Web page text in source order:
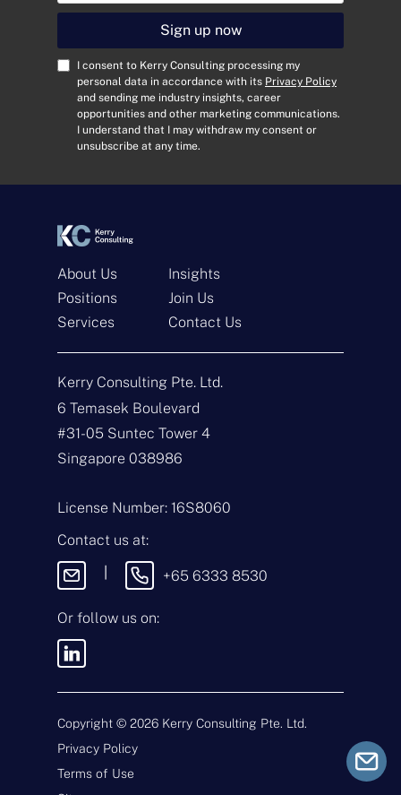
Get In Touch
N
a
e
E
i
*
T
p
o
n
r
*
e
a
and Privacy Policy
Submit
a
l
A
*
C
*
I consent to Kerry Consulting processing my
personal data in accordance with its Privacy Policy
and sending me industry insights, career
opportunities and other marketing communications.
I understand that I may withdraw my consent or
unsubscribe at any time.
Sign up now
About Us
Positions
Services
Insights
Join Us
Contact Us
Kerry Consulting Pte. Ltd.
6 Temasek Boulevard
#31-05 Suntec Tower 4
Singapore 038986
License Number: 16S8060
Contact us at:
+65 6333 8530
Or follow us on:
Copyright © 2026 Kerry Consulting Pte. Ltd.
Privacy Policy
Terms of Use